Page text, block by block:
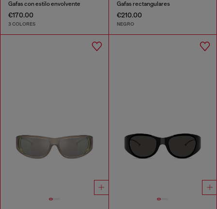
Gafas con estilo envolvente
€170.00
3 COLORES
Gafas rectangulares
€210.00
NEGRO